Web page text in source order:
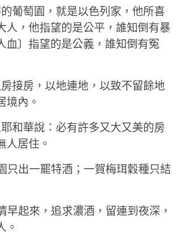
葡萄園，就是以色列家，他所喜
人，他指望的是公平，誰知倒有暴
血〕指望的是公義，誰知倒有冤
接房，以地連地，以致不留餘地
境內。
和華說：必有許多又大又美的房
人居住。
只出一罷特酒；一賀梅珥穀種只結
早起來，追求濃酒，留連到夜深，
。